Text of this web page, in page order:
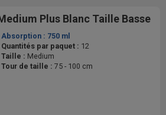
Plus Blanc Taille Basse
Absorption : 750 ml
Quantités par paquet : 12
Taille : Medium
Tour de taille : 75 - 100 cm